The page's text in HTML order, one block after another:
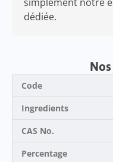
dédiée.